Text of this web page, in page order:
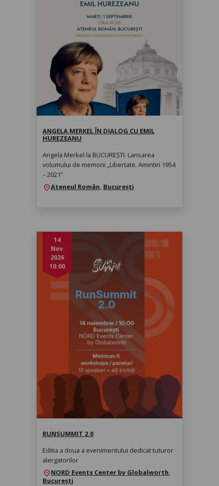
Angela Merkel în dialog cu Emil
Hurezeanu
marți, 1 sept. 2026, 19:00
ANGELA MERKEL ÎN DIALOG CU EMIL
HUREZEANU
Angela Merkel la BUCUREȘTI. Lansarea
volumului de memorii „Libertate. Amintiri 1954
– 2021“
location_onAteneul Român, București
RunSummit 2.0
sâmbătă, 14 nov. 2026, 10:00
14
Nov
2026
10:00
RUNSUMMIT 2.0
Editia a doua a evenimentului dedicat tuturor
alergatorilor
location_onNORD Events Center by Globalworth,
București